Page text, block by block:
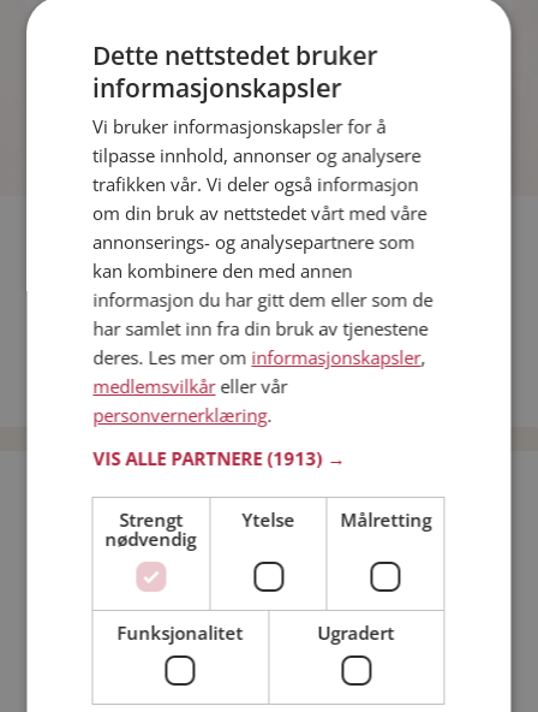
spennende fakta.
Fler single
Flere singlekvinner fra Bærum:Nina,Torhild,Gårdsdame
Menn fra Bærum
Date kvinner i Norge
Date menn i Norge
Bli medlem gratis!
Jeg er en: Mann Kvinne
Min alder:
Dette nettstedet bruker
informasjonskapsler
Vi bruker informasjonskapsler for å
tilpasse innhold, annonser og analysere
trafikken vår. Vi deler også informasjon
om din bruk av nettstedet vårt med våre
annonserings- og analysepartnere som
kan kombinere den med annen
informasjon du har gitt dem eller som de
har samlet inn fra din bruk av tjenestene
deres. Les mer om informasjonskapsler,
medlemsvilkåreller vår
personvernerklæring.
VIS ALLE PARTNERE(1913) →
Strengt
nødvendig
Ytelse Målretting
Funksjonalitet Ugradert